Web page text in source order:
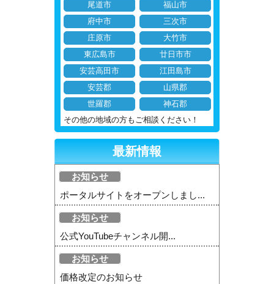
尾道市
福山市
府中市
三次市
庄原市
大竹市
東広島市
廿日市市
安芸高田市
江田島市
安芸郡
山県郡
世羅郡
神石郡
その他の地域の方もご相談ください！
最新情報
お知らせ
ポータルサイトをオープンしまし...
お知らせ
公式YouTubeチャンネル開...
お知らせ
価格改定のお知らせ